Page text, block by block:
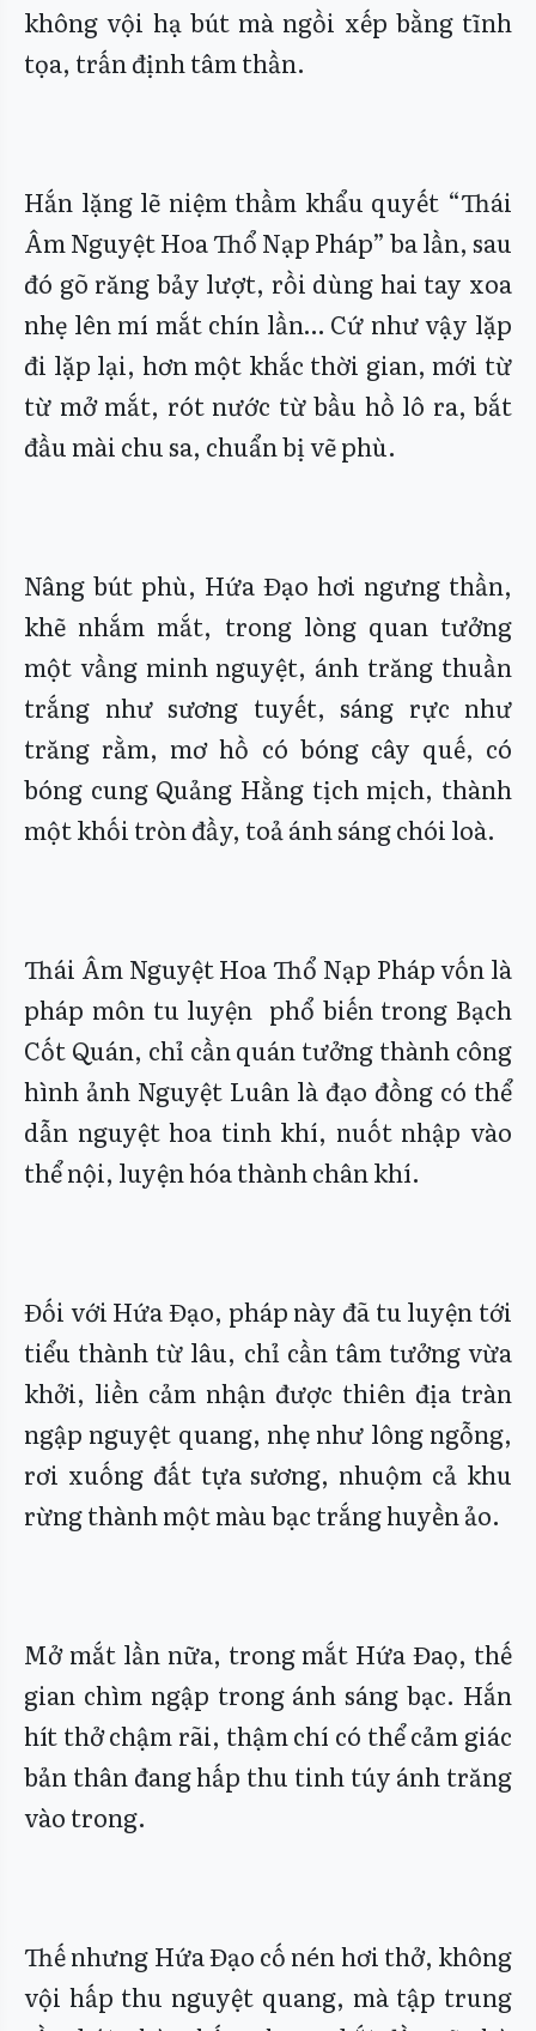
không vội hạ bút mà ngồi xếp bằng tĩnh
tọa, trấn định tâm thần.
Hắn lặng lẽ niệm thầm khẩu quyết “Thái
Âm Nguyệt Hoa Thổ Nạp Pháp” ba lần, sau
đó gõ răng bảy lượt, rồi dùng hai tay xoa
nhẹ lên mí mắt chín lần… Cứ như vậy lặp
đi lặp lại, hơn một khắc thời gian, mới từ
từ mở mắt, rót nước từ bầu hồ lô ra, bắt
đầu mài chu sa, chuẩn bị vẽ phù.
Nâng bút phù, Hứa Đạo hơi ngưng thần,
khẽ nhắm mắt, trong lòng quan tưởng
một vầng minh nguyệt, ánh trăng thuần
trắng như sương tuyết, sáng rực như
trăng rằm, mơ hồ có bóng cây quế, có
bóng cung Quảng Hằng tịch mịch, thành
một khối tròn đầy, toả ánh sáng chói loà.
Thái Âm Nguyệt Hoa Thổ Nạp Pháp vốn là
pháp môn tu luyện phổ biến trong Bạch
Cốt Quán, chỉ cần quán tưởng thành công
hình ảnh Nguyệt Luân là đạo đồng có thể
dẫn nguyệt hoa tinh khí, nuốt nhập vào
thể nội, luyện hóa thành chân khí.
Đối với Hứa Đạo, pháp này đã tu luyện tới
tiểu thành từ lâu, chỉ cần tâm tưởng vừa
khởi, liền cảm nhận được thiên địa tràn
ngập nguyệt quang, nhẹ như lông ngỗng,
rơi xuống đất tựa sương, nhuộm cả khu
rừng thành một màu bạc trắng huyền ảo.
Mở mắt lần nữa, trong mắt Hứa Đaọ, thế
gian chìm ngập trong ánh sáng bạc. Hắn
hít thở chậm rãi, thậm chí có thể cảm giác
bản thân đang hấp thu tinh túy ánh trăng
vào trong.
Thế nhưng Hứa Đạo cố nén hơi thở, không
vội hấp thu nguyệt quang, mà tập trung